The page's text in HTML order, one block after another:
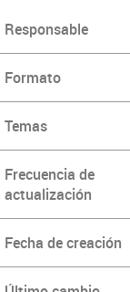
Responsable
Formato
Temas
Frecuencia de
actualización
Fecha de creación